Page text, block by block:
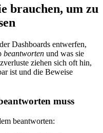
brauchen, um zu
Dashboards entwerfen,
beantworten und was sie
ziehen sich oft hin,
ist und die Beweise
muss
beantworten: